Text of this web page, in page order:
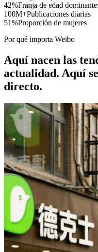
42%Franja de edad
100M+Publicaciones diarias
51%Proporción de mujeres
Por qué importa Weibo
Aquí nacen las
actualidad. Aquí
directo.